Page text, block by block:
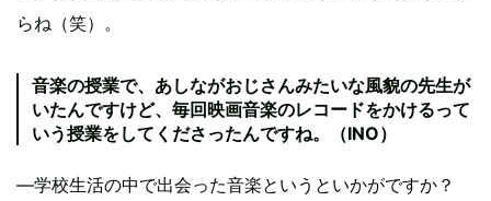
らね（笑）。
音楽の授業で、あしながおじさんみたいな風貌の先生が
いたんですけど、毎回映画音楽のレコードをかけるって
いう授業をしてくださったんですね。（INO）
―学校生活の中で出会った音楽というといかがですか？